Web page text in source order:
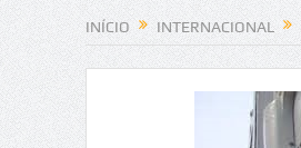
NOTÍCIAS
INÍCIO INTERNACIONAL